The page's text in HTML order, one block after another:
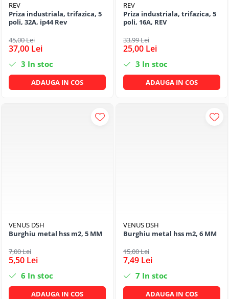
REV
Priza industriala, trifazica, 5
poli, 32A, ip44 Rev
45,00 Lei
37,00 Lei
3 In stoc
ADAUGA IN COS
REV
Priza industriala, trifazica, 5
poli, 16A, REV
33,99 Lei
25,00 Lei
3 In stoc
ADAUGA IN COS
VENUS DSH
Burghiu metal hss m2, 5 MM
7,00 Lei
5,50 Lei
6 In stoc
ADAUGA IN COS
VENUS DSH
Burghiu metal hss m2, 6 MM
15,00 Lei
7,49 Lei
7 In stoc
ADAUGA IN COS